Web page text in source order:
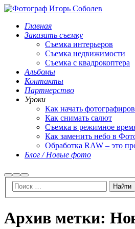
Главная
Заказать съемку
Съемка интерьеров
Съемка недвижимости
Съемка с квадрокоптера
Альбомы
Контакты
Партнерство
Уроки
Как начать
Как снимать салют
Съемка в режимное
Как заменить небо в
Обработка RAW – это
Блог / Новые фото
НайтиБольше
информации
Главное
меню
Архив метки: